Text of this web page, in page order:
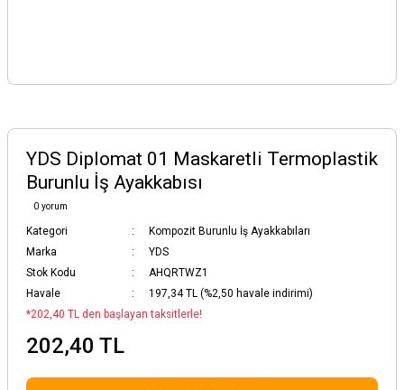
YDS Diplomat 01 Maskaretli Termoplastik
Burunlu İş Ayakkabısı
0 yorum
Kategori
Kompozit Burunlu İş Ayakkabıları
Marka
YDS
Stok Kodu
AHQRTWZ1
Havale
197,34 TL (%2,50 havale indirimi)
*202,40 TL den başlayan taksitlerle!
202,40 TL